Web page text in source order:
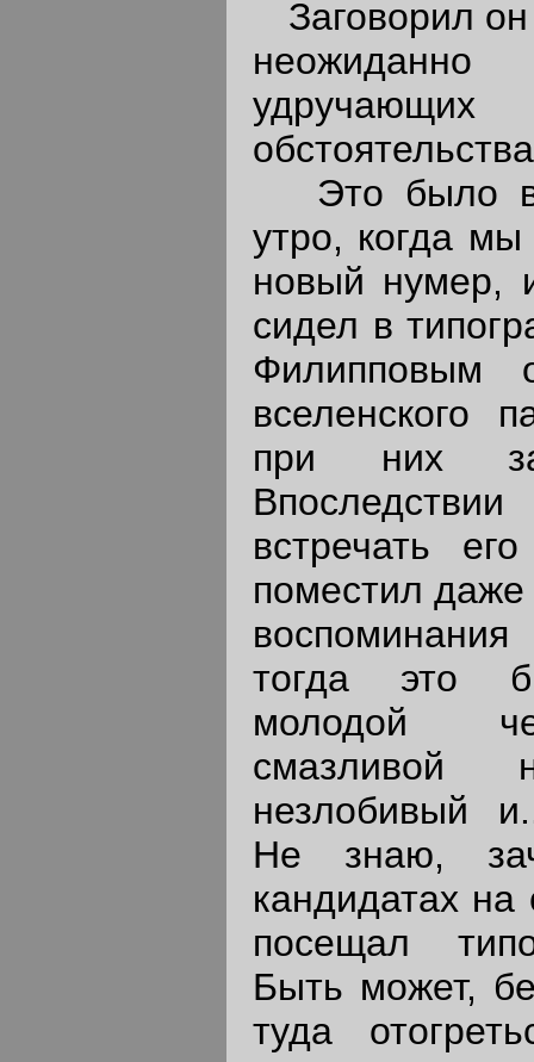
Заговорил
Это было в
утро, когда мы
новый нумер,
сидел в
Филипповым
вселенского
при них
встречать
поместил
тогда это
молодой
смазливой
незлобивый
Не знаю,
кандидатах
посещал
Быть может,
туда